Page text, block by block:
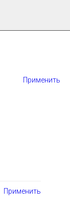
Применить
Применить